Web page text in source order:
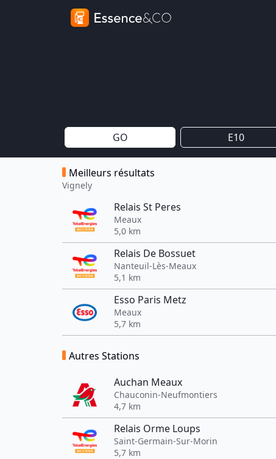
GO E10
Meilleurs résultats
Vignely
Relais St Peres
Meaux
5,0 km
Relais De Bossuet
Nanteuil-Lès-Meaux
5,1 km
Esso Paris Metz
Meaux
5,7 km
Autres Stations
Auchan Meaux
Chauconin-Neufmontiers
4,7 km
Relais Orme Loups
Saint-Germain-Sur-Morin
5,7 km